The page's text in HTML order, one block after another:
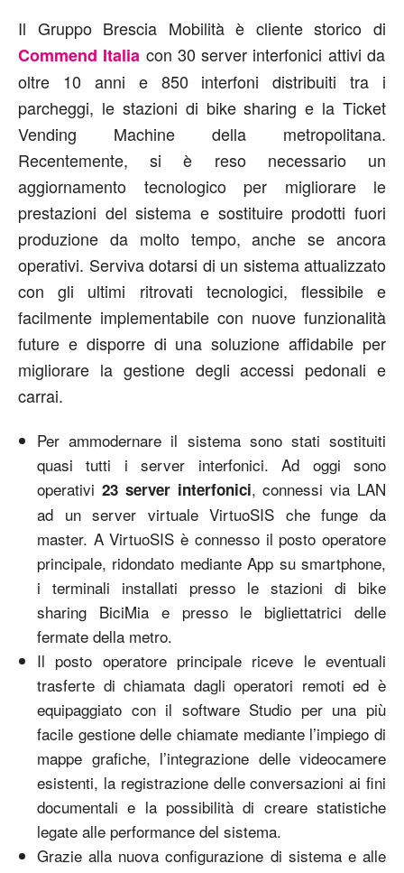
Il Gruppo Brescia Mobilità è cliente storico di
Commend Italia con 30 server interfonici attivi da
oltre 10 anni e 850 interfoni distribuiti tra i
parcheggi, le stazioni di bike sharing e la Ticket
Vending Machine della metropolitana.
Recentemente, si è reso necessario un
aggiornamento tecnologico per migliorare le
prestazioni del sistema e sostituire prodotti fuori
produzione da molto tempo, anche se ancora
operativi. Serviva dotarsi di un sistema attualizzato
con gli ultimi ritrovati tecnologici, flessibile e
facilmente implementabile con nuove funzionalità
future e disporre di una soluzione affidabile per
migliorare la gestione degli accessi pedonali e
carrai.
Per ammodernare il sistema sono stati sostituiti
quasi tutti i server interfonici. Ad oggi sono
operativi 23 server interfonici, connessi via LAN
ad un server virtuale VirtuoSIS che funge da
master. A VirtuoSIS è connesso il posto operatore
principale, ridondato mediante App su smartphone,
i terminali installati presso le stazioni di bike
sharing BiciMia e presso le bigliettatrici delle
fermate della metro.
Il posto operatore principale riceve le eventuali
trasferte di chiamata dagli operatori remoti ed è
equipaggiato con il software Studio per una più
facile gestione delle chiamate mediante l’impiego di
mappe grafiche, l’integrazione delle videocamere
esistenti, la registrazione delle conversazioni ai fini
documentali e la possibilità di creare statistiche
legate alle performance del sistema.
Grazie alla nuova configurazione di sistema e alle